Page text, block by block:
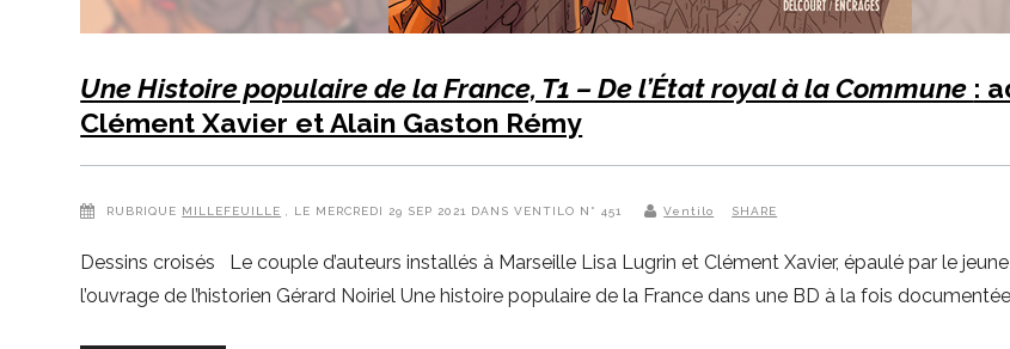
Une Histoire populaire de la France, T1 – De l’État royal à la Commune :
Clément Xavier et Alain Gaston Rémy
RUBRIQUE MILLEFEUILLE , LE MERCREDI 29 SEP 2021 DANS VENTILO N° 451 Ventilo SHARE
Dessins croisés Le couple d’auteurs installés à Marseille Lisa Lugrin et Clément Xavier, épaulé par le
l’ouvrage de l’historien Gérard Noiriel Une histoire populaire de la France dans une BD à la fois